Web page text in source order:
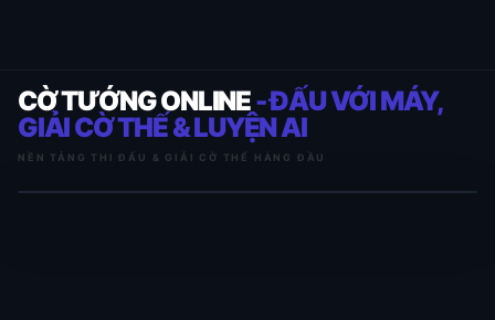
CỜ TƯỚNG ONLINE- ĐẤU VỚI MÁY,
GIẢI CỜ THẾ & LUYỆN AI
NỀN TẢNG THI ĐẤU & GIẢI CỜ THẾ HÀNG ĐẦU